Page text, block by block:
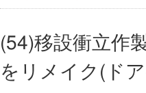
(54)移設衝立作
をリメイク(ド